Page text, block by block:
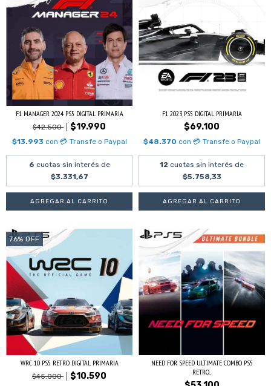
F1 MANAGER 2024 PS5 DIGITAL PRIMARIA
$42.500 $19.990
$13.993 con 💳 Transfe o Paypal
6 cuotas sin interés de
$3.331,67
F1 2023 PS5 DIGITAL PRIMARIA
$69.100
$48.370 con 💳 Transfe o Paypal
12 cuotas sin interés de
$5.758,33
76% OFF
WRC 10 PS5 RETRO DIGITAL PRIMARIA
$45.000 $10.590
NEED FOR SPEED ULTIMATE COMBO PS5
RETRO...